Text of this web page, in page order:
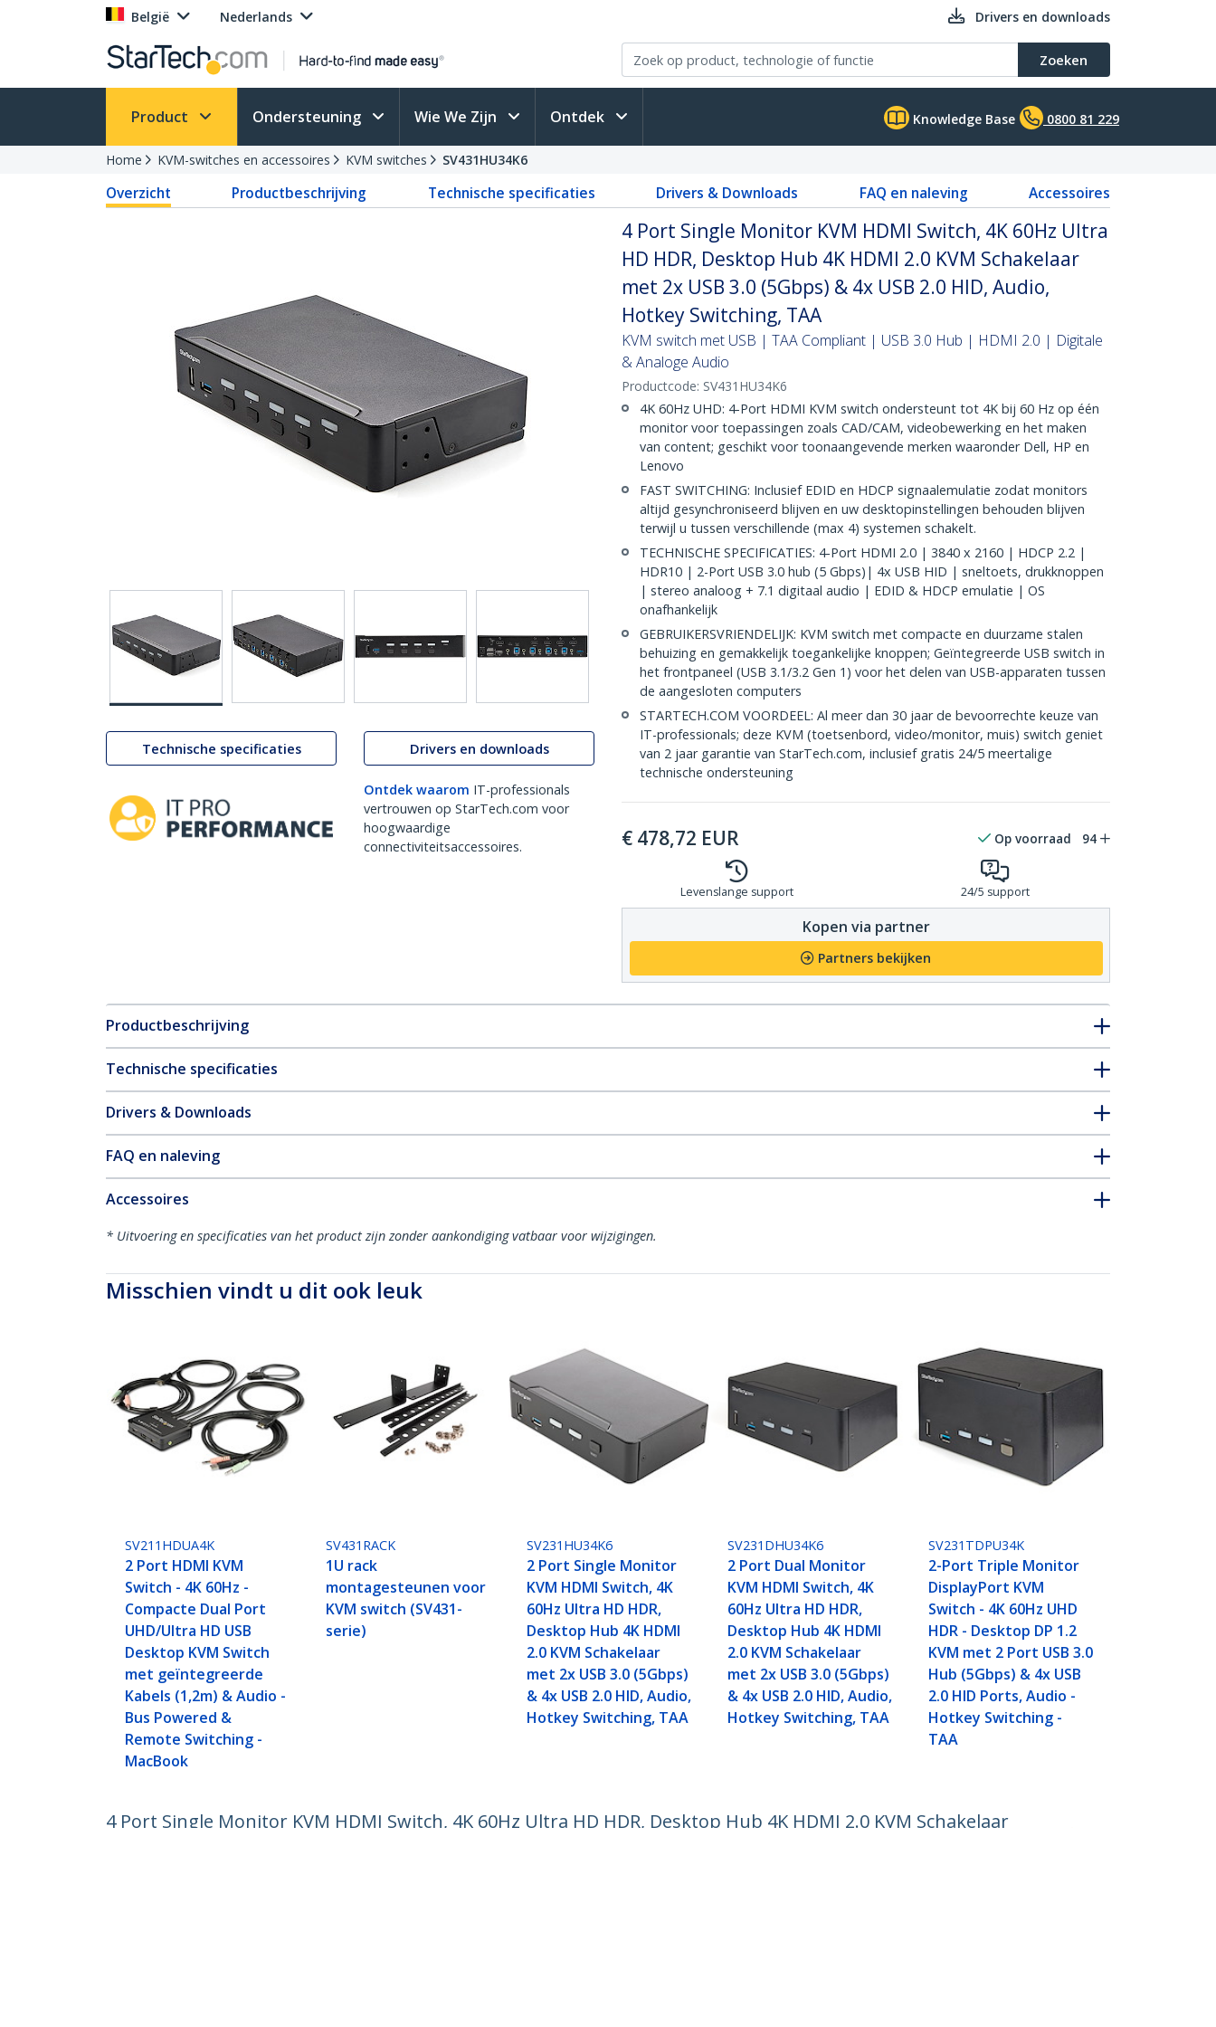
België Nederlands Drivers en downloads
Zoeken
Product Ondersteuning Wie We Zijn Ontdek Knowledge Base 0800 81 229
Home KVM-switches en accessoires KVM switches SV431HU34K6
Overzicht Productbeschrijving Technische specificaties Drivers & Downloads FAQ en naleving Accessoires
Technische specificaties Drivers en downloads
Ontdek waarom IT-professionals
vertrouwen op StarTech.com voor
hoogwaardige
connectiviteitsaccessoires.
4 Port Single Monitor KVM HDMI Switch, 4K 60Hz Ultra
HD HDR, Desktop Hub 4K HDMI 2.0 KVM Schakelaar
met 2x USB 3.0 (5Gbps) & 4x USB 2.0 HID, Audio,
Hotkey Switching, TAA
KVM switch met USB | TAA Compliant | USB 3.0 Hub | HDMI 2.0 | Digitale
& Analoge Audio
Productcode: SV431HU34K6
4K 60Hz UHD: 4-Port HDMI KVM switch ondersteunt tot 4K bij 60 Hz op één
monitor voor toepassingen zoals CAD/CAM, videobewerking en het maken
van content; geschikt voor toonaangevende merken waaronder Dell, HP en
Lenovo
FAST SWITCHING: Inclusief EDID en HDCP signaalemulatie zodat monitors
altijd gesynchroniseerd blijven en uw desktopinstellingen behouden blijven
terwijl u tussen verschillende (max 4) systemen schakelt.
TECHNISCHE SPECIFICATIES: 4-Port HDMI 2.0 | 3840 x 2160 | HDCP 2.2 |
HDR10 | 2-Port USB 3.0 hub (5 Gbps)| 4x USB HID | sneltoets, drukknoppen
| stereo analoog + 7.1 digitaal audio | EDID & HDCP emulatie | OS
onafhankelijk
GEBRUIKERSVRIENDELIJK: KVM switch met compacte en duurzame stalen
behuizing en gemakkelijk toegankelijke knoppen; Geïntegreerde USB switch in
het frontpaneel (USB 3.1/3.2 Gen 1) voor het delen van USB-apparaten tussen
de aangesloten computers
STARTECH.COM VOORDEEL: Al meer dan 30 jaar de bevoorrechte keuze van
IT-professionals; deze KVM (toetsenbord, video/monitor, muis) switch geniet
van 2 jaar garantie van StarTech.com, inclusief gratis 24/5 meertalige
technische ondersteuning
€ 478,72 EUR Op voorraad 94
Levenslange support 24/5 support
Kopen via partner
Partners bekijken
Productbeschrijving
Technische specificaties
Drivers & Downloads
FAQ en naleving
Accessoires
* Uitvoering en specificaties van het product zijn zonder aankondiging vatbaar voor wijzigingen.
Misschien vindt u dit ook leuk
SV211HDUA4K
2 Port HDMI KVM
Switch - 4K 60Hz -
Compacte Dual Port
UHD/Ultra HD USB
Desktop KVM Switch
met geïntegreerde
Kabels (1,2m) & Audio -
Bus Powered &
Remote Switching -
MacBook
SV431RACK
1U rack
montagesteunen voor
KVM switch (SV431-
serie)
SV231HU34K6
2 Port Single Monitor
KVM HDMI Switch, 4K
60Hz Ultra HD HDR,
Desktop Hub 4K HDMI
2.0 KVM Schakelaar
met 2x USB 3.0 (5Gbps)
& 4x USB 2.0 HID, Audio,
Hotkey Switching, TAA
SV231DHU34K6
2 Port Dual Monitor
KVM HDMI Switch, 4K
60Hz Ultra HD HDR,
Desktop Hub 4K HDMI
2.0 KVM Schakelaar
met 2x USB 3.0 (5Gbps)
& 4x USB 2.0 HID, Audio,
Hotkey Switching, TAA
SV231TDPU34K
2-Port Triple Monitor
DisplayPort KVM
Switch - 4K 60Hz UHD
HDR - Desktop DP 1.2
KVM met 2 Port USB 3.0
Hub (5Gbps) & 4x USB
2.0 HID Ports, Audio -
Hotkey Switching -
TAA
4 Port Single Monitor KVM HDMI Switch, 4K 60Hz Ultra HD HDR, Desktop Hub 4K HDMI 2.0 KVM Schakelaar